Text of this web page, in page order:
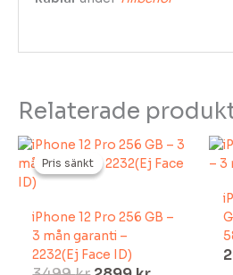
Relaterade
Pris sänkt
Pris sänkt
iPhone 12 Pro 256 GB –
3 mån garanti –
2232(Ej Face ID)
Det
ursprungliga
priset
3499 kr.
Det
nuvarande
2899 kr.